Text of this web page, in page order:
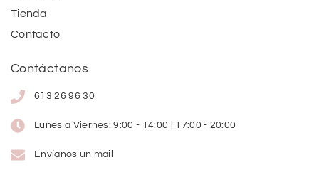
Tienda
Contacto
Contáctanos
613 26 96 30
Lunes a Viernes: 9:00 - 14:00 | 17:00 - 20:00
Envíanos un mail